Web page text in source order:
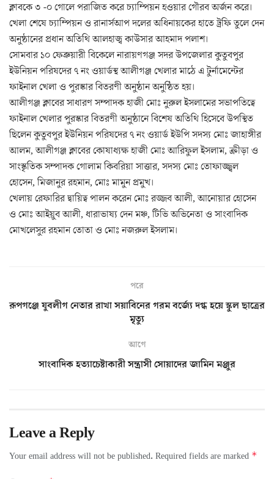
ক্লাবকে ৩ -০ গোলে পরাজিত করে চ্যাম্পিয়ন হওয়ার গৌরব অর্জন করে।
খেলা শেষে চ্যাম্পিয়ন ও রানার্সআপ দলের অধিনায়কের হাতে ট্রফি তুলে দেন
অনুষ্ঠানের প্রধান অতিথি আলহাজ্ব কাউসার আহমাদ পলাশ।
সোমবার ১০ ফেব্রুয়ারী বিকেলে নারায়ণগঞ্জ সদর উপজেলার কুতুবপুর
ইউনিয়ন পরিষদের ৭ নং ওয়ার্ডস্থ আলীগঞ্জ খেলার মাঠে এ টুর্নামেন্টের
ফাইনাল খেলা ও পুরস্কার বিতরণী অনুষ্ঠান অনুষ্ঠিত হয়।
আলীগঞ্জ ক্লাবের সাধারণ সম্পাদক হাজী মোঃ নুরুল ইসলামের সভাপতিত্বে
ফাইনাল খেলার পুরস্কার বিতরণী অনুষ্ঠানে বিশেষ অতিথি হিসেবে উপস্থিত
ছিলেন কুতুবপুর ইউনিয়ন পরিষদের ৭ নং ওয়ার্ড ইউপি সদস্য মোঃ জাহাঙ্গীর
আলম, আলীগঞ্জ ক্লাবের কোষাধ্যক্ষ হাজী মোঃ আরিফুল ইসলাম, ক্রীড়া ও
সাংস্কৃতিক সম্পাদক গোলাম কিবরিয়া সাত্তার, সদস্য মোঃ তোফাজ্জ্বল
হোসেন, মিজানুর রহমান, মোঃ মামুন প্রমুখ।
খেলায় রেফারির দ্বায়িত্ব পালন করেন মোঃ রজ্জব আলী, আনোয়ার হোসেন
ও মোঃ আইয়ুব আলী, ধারাভাষ্য দেন মঞ্চ, টিভি অভিনেতা ও সাংবাদিক
মোখলেসুর রহমান তোতা ও মোঃ নজরুল ইসলাম।
পরে
রূপগঞ্জে যুবলীগ নেতার রাখা সয়াবিনের গরম বর্জ্যে দগ্ধ হয়ে স্কুল ছাত্রের
মৃত্যু
আগে
সাংবাদিক হত্যাচেষ্টাকারী সন্ত্রাসী সোয়াদের জামিন মঞ্জুর
Leave a Reply
Your email address will not be published. Required fields are marked *